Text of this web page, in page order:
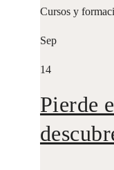
Cursos y
Sep
14
Pierde